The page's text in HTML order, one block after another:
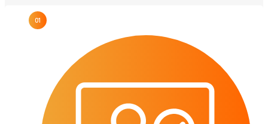
01